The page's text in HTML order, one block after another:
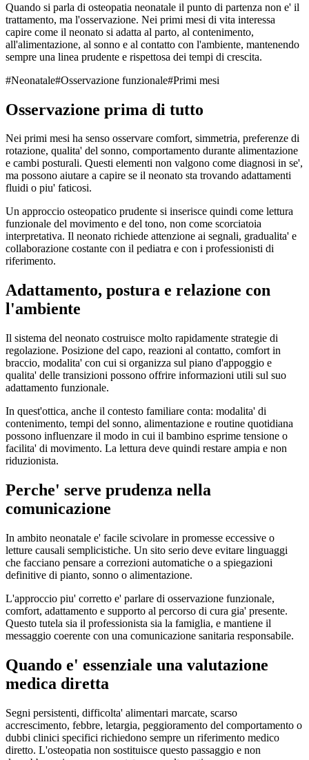
Quando si parla di osteopatia neonatale il punto di partenza non e' il
trattamento, ma l'osservazione. Nei primi mesi di vita interessa
capire come il neonato si adatta al parto, al contenimento,
all'alimentazione, al sonno e al contatto con l'ambiente, mantenendo
sempre una linea prudente e rispettosa dei tempi di crescita.
#Neonatale#Osservazione funzionale#Primi mesi
Osservazione prima di tutto
Nei primi mesi ha senso osservare comfort, simmetria, preferenze di
rotazione, qualita' del sonno, comportamento durante alimentazione
e cambi posturali. Questi elementi non valgono come diagnosi in se',
ma possono aiutare a capire se il neonato sta trovando adattamenti
fluidi o piu' faticosi.
Un approccio osteopatico prudente si inserisce quindi come lettura
funzionale del movimento e del tono, non come scorciatoia
interpretativa. Il neonato richiede attenzione ai segnali, gradualita' e
collaborazione costante con il pediatra e con i professionisti di
riferimento.
Adattamento, postura e relazione con
l'ambiente
Il sistema del neonato costruisce molto rapidamente strategie di
regolazione. Posizione del capo, reazioni al contatto, comfort in
braccio, modalita' con cui si organizza sul piano d'appoggio e
qualita' delle transizioni possono offrire informazioni utili sul suo
adattamento funzionale.
In quest'ottica, anche il contesto familiare conta: modalita' di
contenimento, tempi del sonno, alimentazione e routine quotidiana
possono influenzare il modo in cui il bambino esprime tensione o
facilita' di movimento. La lettura deve quindi restare ampia e non
riduzionista.
Perche' serve prudenza nella
comunicazione
In ambito neonatale e' facile scivolare in promesse eccessive o
letture causali semplicistiche. Un sito serio deve evitare linguaggi
che facciano pensare a correzioni automatiche o a spiegazioni
definitive di pianto, sonno o alimentazione.
L'approccio piu' corretto e' parlare di osservazione funzionale,
comfort, adattamento e supporto al percorso di cura gia' presente.
Questo tutela sia il professionista sia la famiglia, e mantiene il
messaggio coerente con una comunicazione sanitaria responsabile.
Quando e' essenziale una valutazione
medica diretta
Segni persistenti, difficolta' alimentari marcate, scarso
accrescimento, febbre, letargia, peggioramento del comportamento o
dubbi clinici specifici richiedono sempre un riferimento medico
diretto. L'osteopatia non sostituisce questo passaggio e non